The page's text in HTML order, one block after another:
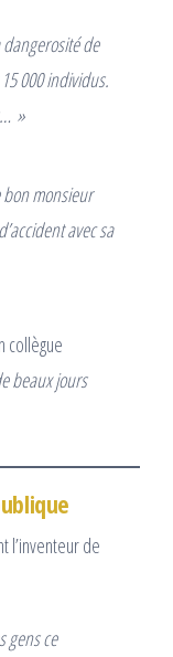
de
000 individus.
»
monsieur
avec sa
collègue
beaux jours
l’inventeur de
gens ce